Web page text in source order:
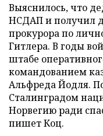
Выяснилось, что
НСДАП и получил
прокурора по
Гитлера. В годы
штабе
командованием
Альфреда Йодля.
Сталинградом
Норвегию ради
пишет Коц.